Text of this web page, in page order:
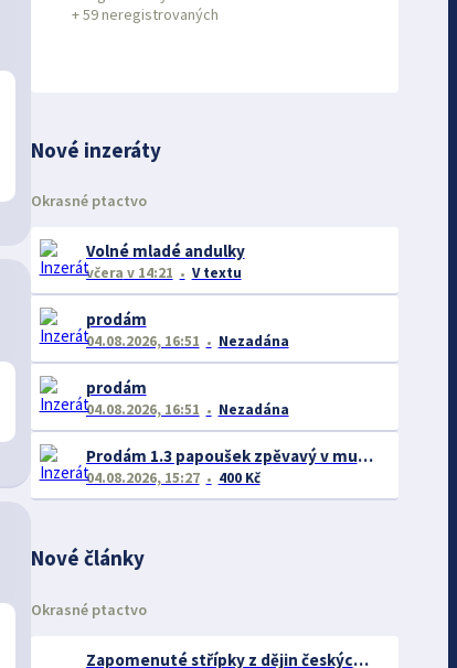
+59 neregistrovaných
Nové inzeráty
Okrasné ptactvo
Volné mladé andulky
včera v 14:21 V textu
prodám
04.08.2026, 16:51 Nezadána
prodám
04.08.2026, 16:51 Nezadána
Prodám 1.3 papoušek zpěvavý v mutací oranžový opalin rok 26
04.08.2026, 15:27 400 Kč
Nové články
Okrasné ptactvo
Zapomenuté střípky z dějin českých exotářů - 3.část